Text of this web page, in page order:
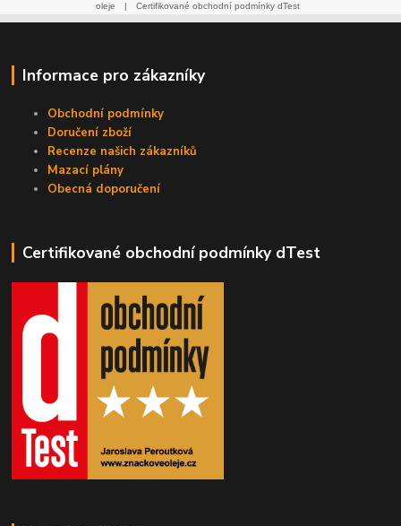
oleje
Certifikované obchodní podmínky dTest
Informace pro zákazníky
Obchodní podmínky
Doručení zboží
Recenze našich zákazníků
Mazací plány
Obecná doporučení
Certifikované obchodní podmínky dTest